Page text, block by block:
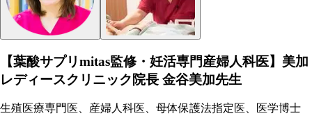
【葉酸サプリmitas監修・妊活専門産婦人科医】美加
レディースクリニック院長 金谷美加先生
生殖医療専門医、産婦人科医、母体保護法指定医、医学博士